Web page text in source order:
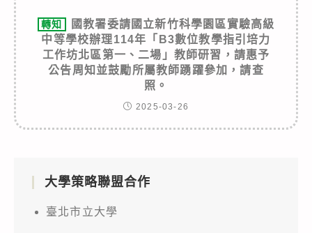
轉知
國教署委請國立新竹科學園區實驗高級
中等學校辦理114年「B3數位教學指引培力
工作坊北區第一、二場」教師研習，請惠予
公告周知並鼓勵所屬教師踴躍參加，請查
照。
2025-03-26
大學策略聯盟合作
臺北市立大學